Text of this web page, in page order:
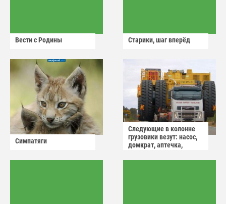
Вести с Родины Старики, шаг вперёд
Симпатяги
Следующие в колонне
грузовики везут: насос,
домкрат, аптечка,